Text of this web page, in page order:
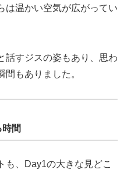
は温かい空気が広がってい
話すジスの姿もあり、思わ
もありました。
間
も、Day1の大きな見どこ